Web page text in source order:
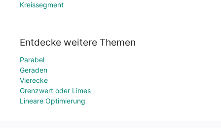
Kreissegment
Entdecke weitere Themen
Parabel
Geraden
Vierecke
Grenzwert oder Limes
Lineare Optimierung